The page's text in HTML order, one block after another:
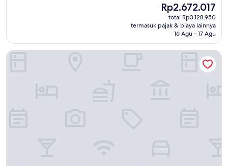
Harga
sekarang
Rp2.672.017
Rp2.672.017
total Rp3.128.950
termasuk pajak & biaya lainnya
16 Agu - 17 Agu
Residence Inn by Marriott New York Downtown